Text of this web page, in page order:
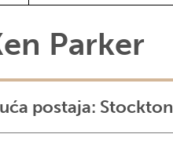
Parker
postaja: Stockton